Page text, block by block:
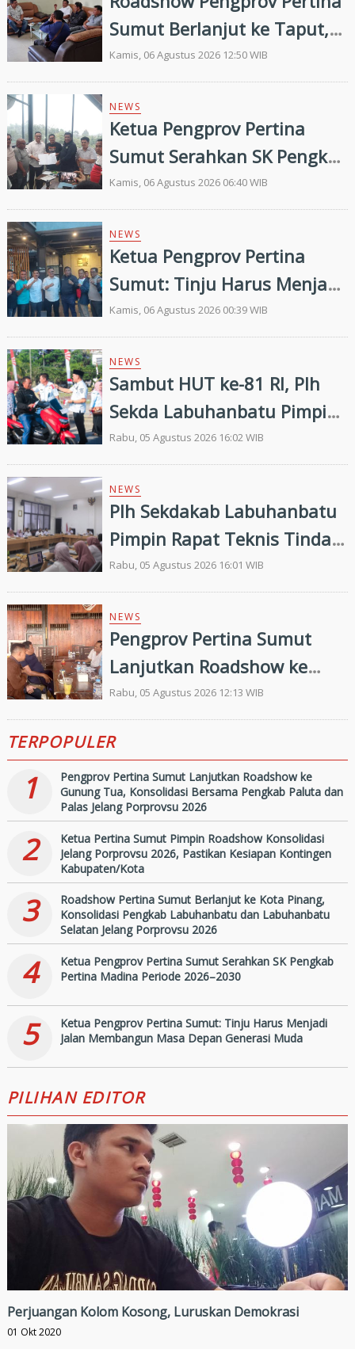
Sumut Berlanjut ke Taput,
Pengkab Siap Dukung
Pembinaan dan Targetkan
Prestasi di Porprovsu 2026
Kamis, 06 Agustus 2026 12:50 WIB
NEWS
Ketua Pengprov Pertina
Sumut Serahkan SK Pengkab
Pertina Madina Periode
2026–2030
Kamis, 06 Agustus 2026 06:40 WIB
NEWS
Ketua Pengprov Pertina
Sumut: Tinju Harus Menjadi
Jalan Membangun Masa
Depan Generasi Muda
Kamis, 06 Agustus 2026 00:39 WIB
NEWS
Sambut HUT ke-81 RI, Plh
Sekda Labuhanbatu Pimpin
Pembagian 300 Bendera
Merah Putih
Rabu, 05 Agustus 2026 16:02 WIB
NEWS
Plh Sekdakab Labuhanbatu
Pimpin Rapat Teknis Tindak
Lanjut Entry Meeting
Penilaian Kepatuhan
Pelayanan Publik Oleh
Ombudsman RI tahun 2026
Rabu, 05 Agustus 2026 16:01 WIB
NEWS
Pengprov Pertina Sumut
Lanjutkan Roadshow ke
Gunung Tua, Konsolidasi
Bersama Pengkab Paluta
dan Palas Jelang Porprovsu
2026
Rabu, 05 Agustus 2026 12:13 WIB
TERPOPULER
1
Pengprov Pertina Sumut Lanjutkan Roadshow ke
Gunung Tua, Konsolidasi Bersama Pengkab Paluta dan
Palas Jelang Porprovsu 2026
2
Ketua Pertina Sumut Pimpin Roadshow Konsolidasi
Jelang Porprovsu 2026, Pastikan Kesiapan Kontingen
Kabupaten/Kota
3
Roadshow Pertina Sumut Berlanjut ke Kota Pinang,
Konsolidasi Pengkab Labuhanbatu dan Labuhanbatu
Selatan Jelang Porprovsu 2026
4
Ketua Pengprov Pertina Sumut Serahkan SK Pengkab
Pertina Madina Periode 2026–2030
5
Ketua Pengprov Pertina Sumut: Tinju Harus Menjadi
Jalan Membangun Masa Depan Generasi Muda
PILIHAN EDITOR
Perjuangan Kolom Kosong, Luruskan Demokrasi
01 Okt 2020